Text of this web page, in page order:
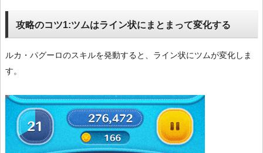
攻略のコツ1:ツムはライン状にまとまって変化する
ルカ・パグーロのスキルを発動すると、ライン状にツムが変化しま
す。